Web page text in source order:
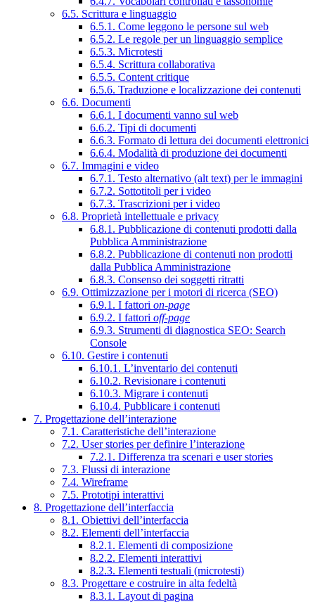
6.5. Scrittura e linguaggio
6.5.1. Come leggono le persone sul web
6.5.2. Le regole per un linguaggio semplice
6.5.3. Microtesti
6.5.4. Scrittura collaborativa
6.5.5. Content critique
6.5.6. Traduzione e localizzazione dei contenuti
6.6. Documenti
6.6.1. I documenti vanno sul web
6.6.2. Tipi di documenti
6.6.3. Formato di lettura dei documenti elettronici
6.6.4. Modalità di produzione dei documenti
6.7. Immagini e video
6.7.1. Testo alternativo (alt text) per le immagini
6.7.2. Sottotitoli per i video
6.7.3. Trascrizioni per i video
6.8. Proprietà intellettuale e privacy
6.8.1. Pubblicazione di contenuti prodotti dalla
Pubblica Amministrazione
6.8.2. Pubblicazione di contenuti non prodotti
dalla Pubblica Amministrazione
6.8.3. Consenso dei soggetti ritratti
6.9. Ottimizzazione per i motori di ricerca (SEO)
6.9.1. I fattori on-page
6.9.2. I fattori off-page
6.9.3. Strumenti di diagnostica SEO: Search
Console
6.10. Gestire i contenuti
6.10.1. L’inventario dei contenuti
6.10.2. Revisionare i contenuti
6.10.3. Migrare i contenuti
6.10.4. Pubblicare i contenuti
7. Progettazione dell’interazione
7.1. Caratteristiche dell’interazione
7.2. User stories per definire l’interazione
7.2.1. Differenza tra scenari e user stories
7.3. Flussi di interazione
7.4. Wireframe
7.5. Prototipi interattivi
8. Progettazione dell’interfaccia
8.1. Obiettivi dell’interfaccia
8.2. Elementi dell’interfaccia
8.2.1. Elementi di composizione
8.2.2. Elementi interattivi
8.2.3. Elementi testuali (microtesti)
8.3. Progettare e costruire in alta fedeltà
8.3.1. Layout di pagina